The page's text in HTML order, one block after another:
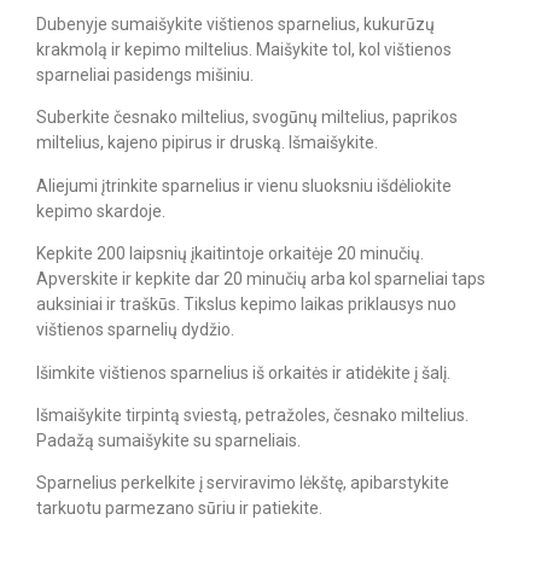
Dubenyje sumaišykite vištienos sparnelius, kukurūzų
krakmolą ir kepimo miltelius. Maišykite tol, kol vištienos
sparneliai pasidengs mišiniu.
Suberkite česnako miltelius, svogūnų miltelius, paprikos
miltelius, kajeno pipirus ir druską. Išmaišykite.
Aliejumi įtrinkite sparnelius ir vienu sluoksniu išdėliokite
kepimo skardoje.
Kepkite 200 laipsnių įkaitintoje orkaitėje 20 minučių.
Apverskite ir kepkite dar 20 minučių arba kol sparneliai taps
auksiniai ir traškūs. Tikslus kepimo laikas priklausys nuo
vištienos sparnelių dydžio.
Išimkite vištienos sparnelius iš orkaitės ir atidėkite į šalį.
Išmaišykite tirpintą sviestą, petražoles, česnako miltelius.
Padažą sumaišykite su sparneliais.
Sparnelius perkelkite į serviravimo lėkštę, apibarstykite
tarkuotu parmezano sūriu ir patiekite.